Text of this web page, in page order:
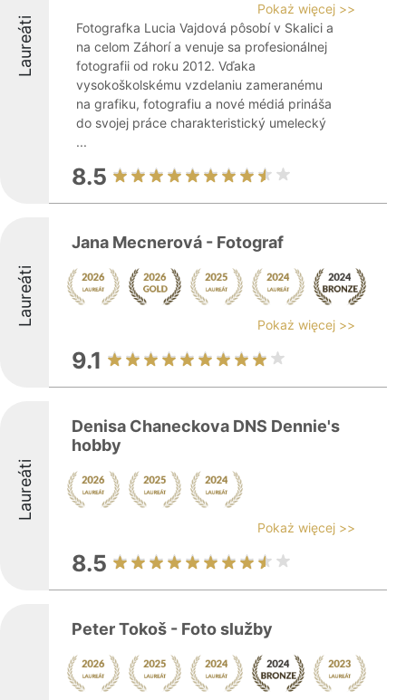
Laureáti
Pokaż więcej >>
Fotografka Lucia Vajdová pôsobí v Skalici a
na celom Záhorí a venuje sa profesionálnej
fotografii od roku 2012. Vďaka
vysokoškolskému vzdelaniu zameranému
na grafiku, fotografiu a nové médiá prináša
do svojej práce charakteristický umelecký
...
8.5
Laureáti
Jana Mecnerová - Fotograf
Pokaż więcej >>
9.1
Laureáti
Denisa Chaneckova DNS Dennie's
hobby
Pokaż więcej >>
8.5
Peter Tokoš - Foto služby